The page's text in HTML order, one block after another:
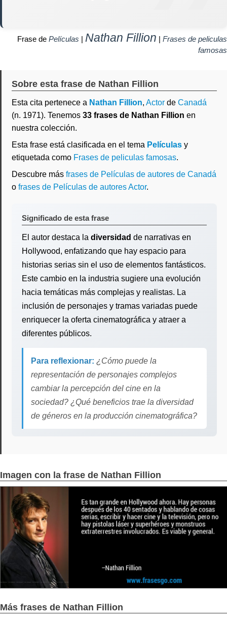
Frase de Películas | Nathan Fillion | Frases de peliculas
famosas
Sobre esta frase de Nathan Fillion
Esta cita pertenece a Nathan Fillion, Actor de Canadá
(n. 1971). Tenemos 33 frases de Nathan Fillion en
nuestra colección.
Esta frase está clasificada en el tema Películas y
etiquetada como Frases de peliculas famosas.
Descubre más frases de Películas de autores de Canadá
o frases de Películas de autores Actor.
Significado de esta frase
El autor destaca la diversidad de narrativas en
Hollywood, enfatizando que hay espacio para
historias serias sin el uso de elementos fantásticos.
Este cambio en la industria sugiere una evolución
hacia temáticas más complejas y realistas. La
inclusión de personajes y tramas variadas puede
enriquecer la oferta cinematográfica y atraer a
diferentes públicos.
Para reflexionar: ¿Cómo puede la
representación de personajes complejos
cambiar la percepción del cine en la
sociedad? ¿Qué beneficios trae la diversidad
de géneros en la producción cinematográfica?
Imagen con la frase de Nathan Fillion
Más frases de Nathan Fillion